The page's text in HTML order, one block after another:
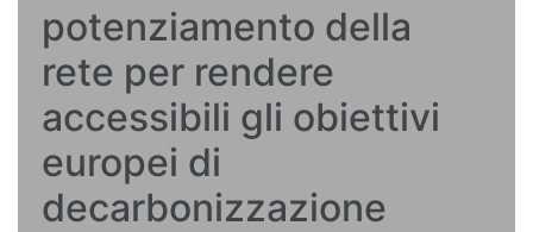
potenziamento della
rete per rendere
accessibili gli obiettivi
europei di
decarbonizzazione